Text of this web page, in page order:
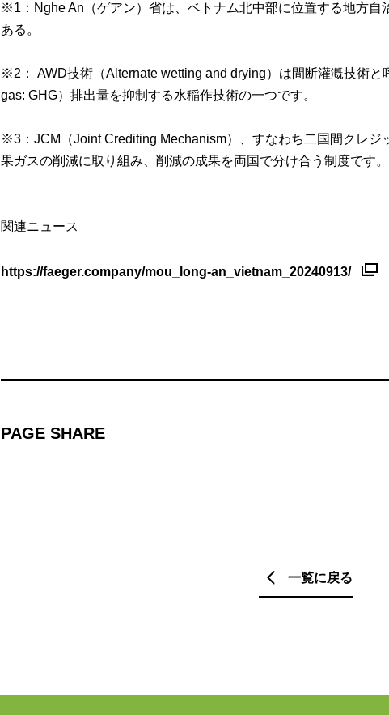
※1：Nghe An（ゲアン）省は、ベトナム北中部に位置する地方自
ある。
※2： AWD技術（Alternate wetting and drying）は間断灌漑技術と
gas: GHG）排出量を抑制する水稲作技術の一つです。
※3：JCM（Joint Crediting Mechanism）、すなわち二国間クレジ
果ガスの削減に取り組み、削減の成果を両国で分け合う制度です。
関連ニュース
https://faeger.company/mou_long-an_vietnam_20240913/
PAGE SHARE
一覧に戻る